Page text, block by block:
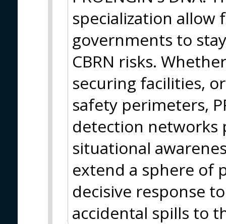
specialization allow
governments to
CBRN risks.
securing facilities,
safety perimeters,
detection networks
situational
extend a sphere of
decisive response
accidental spills to